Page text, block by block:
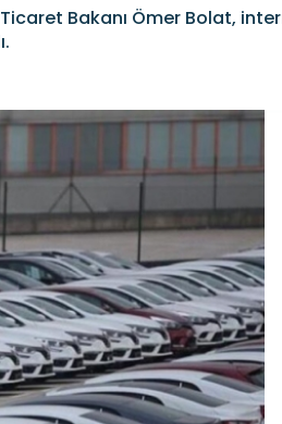
Bakanı Ömer Bolat,